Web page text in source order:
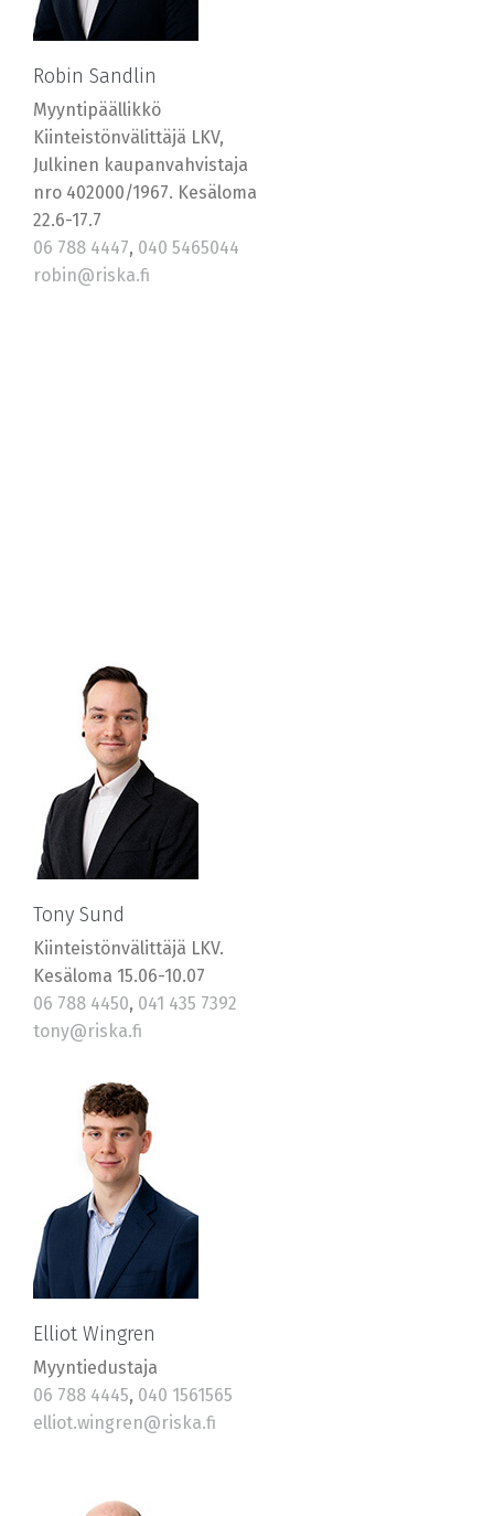
Robin Sandlin
Myyntipäällikkö
Kiinteistönvälittäjä LKV,
Julkinen kaupanvahvistaja
nro 402000/1967. Kesäloma
22.6-17.7
06 788 4447, 040 5465044
robin@riska.fi
Tony Sund
Kiinteistönvälittäjä LKV.
Kesäloma 15.06-10.07
06 788 4450, 041 435 7392
tony@riska.fi
Elliot Wingren
Myyntiedustaja
06 788 4445, 040 1561565
elliot.wingren@riska.fi